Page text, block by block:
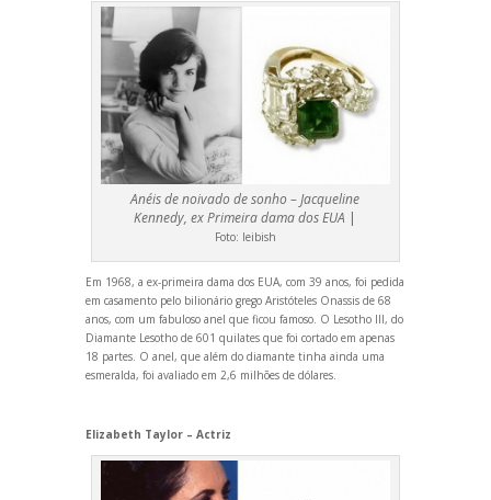
Anéis de noivado de sonho – Jacqueline
Kennedy, ex Primeira dama dos EUA |
Foto: leibish
Em 1968, a ex-primeira dama dos EUA, com 39 anos, foi pedida
em casamento pelo bilionário grego Aristóteles Onassis de 68
anos, com um fabuloso anel que ficou famoso. O Lesotho III, do
Diamante Lesotho de 601 quilates que foi cortado em apenas
18 partes. O anel, que além do diamante tinha ainda uma
esmeralda, foi avaliado em 2,6 milhões de dólares.
Elizabeth Taylor – Actriz